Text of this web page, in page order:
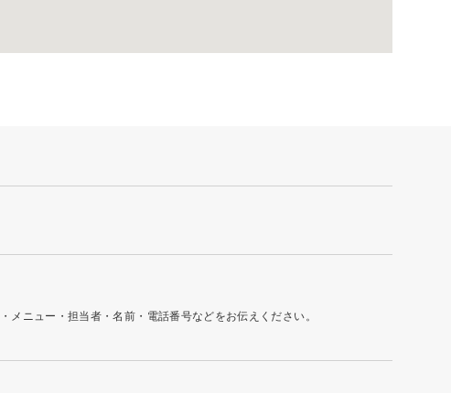
ニュー・担当者・名前・電話番号などをお伝えください。